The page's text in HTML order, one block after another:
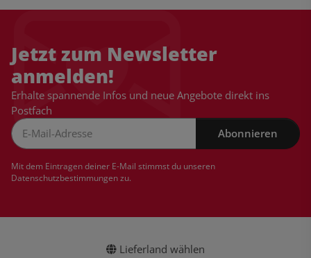
Jetzt zum Newsletter
anmelden!
Erhalte spannende Infos und neue Angebote direkt ins
Postfach
Abonnieren
Mit dem Eintragen deiner E-Mail stimmst du unseren
Datenschutzbestimmungenzu.
Lieferland wählen